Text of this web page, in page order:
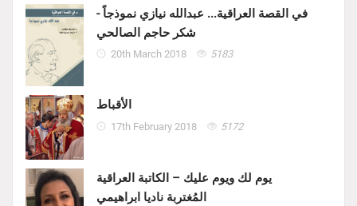
في القصة العراقية... عبدالله نيازي نموذجاً -
شكر حاجم الصالحي
20th March 2018 5183
الأقباط
17th February 2018 5172
يوم لك ويوم عليك – الكاتبة العراقية
المُغتربة ناديا ابراهيمي